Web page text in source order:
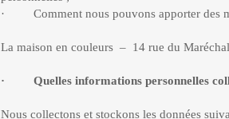
· Comment nous pouvons apporter des
La maison en couleurs – 14 rue du
· Quelles informations personnelles
Nous collectons et stockons les données